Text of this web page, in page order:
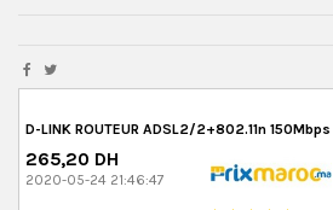
D-LINK ROUTEUR ADSL2/2+802.11n 150Mbps
265,20 DH
2020-05-24 21:46:47